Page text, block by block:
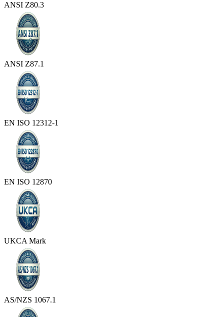
ANSI Z80.3
ANSI Z87.1
EN ISO 12312-1
EN ISO 12870
UKCA Mark
AS/NZS 1067.1